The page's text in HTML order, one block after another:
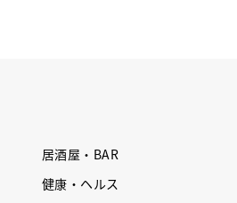
居酒屋・BAR
健康・ヘルス